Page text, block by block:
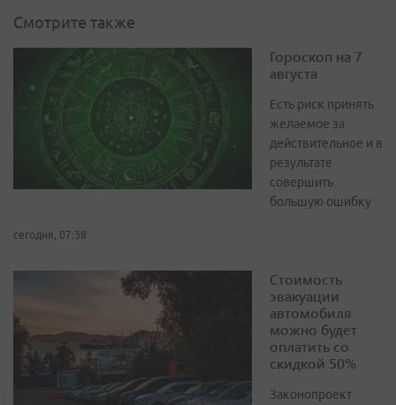
Смотрите также
Гороскоп на 7
августа
Есть риск принять
желаемое за
действительное и в
результате
совершить
большую ошибку
сегодня, 07:38
Стоимость
эвакуации
автомобиля
можно будет
оплатить со
скидкой 50%
Законопроект